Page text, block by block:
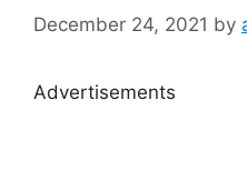
December 24, 2021 by
Advertisements